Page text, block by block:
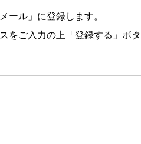
ール」に登録します。
をご入力の上「登録する」ボタ